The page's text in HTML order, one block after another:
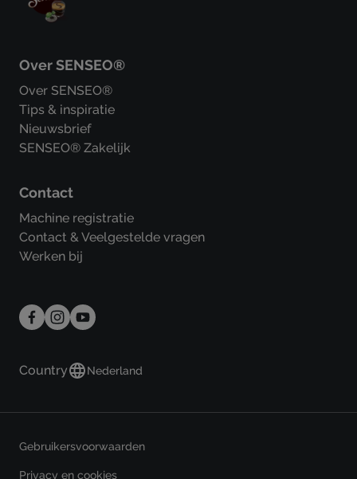
Over SENSEO®
Over SENSEO®
Tips & inspiratie
Nieuwsbrief
SENSEO® Zakelijk
Contact
Machine registratie
Contact & Veelgestelde vragen
Werken bij
Country Nederland
Gebruikersvoorwaarden
Privacy en cookies